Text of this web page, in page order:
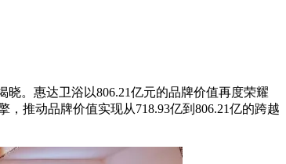
。惠达卫浴以806.21亿元的品牌价值再度荣耀
推动品牌价值实现从718.93亿到806.21亿的跨越